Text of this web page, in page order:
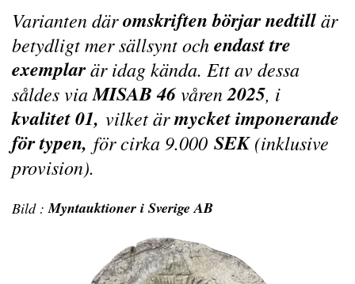
Varianten däromskriften börjar nedtillär
betydligt mer sällsynt ochendast tre
exemplarär idag kända. Ett av dessa
såldes viaMISAB 46våren2025, i
kvalitet 01, vilket ärmycket imponerande
för typen, för cirka 9.000 SEK(inklusive
provision).
Bild :Myntauktioner i Sverige AB